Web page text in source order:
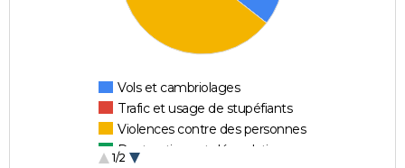
Vols et cambriolages
Trafic et usage de stupéfiants
Violences contre des personnes
Destructions et dégradations
1/2